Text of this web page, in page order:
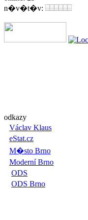
n�v�t�v:
odkazy
Václav Klaus
eStat.cz
M�sto Brno
Moderní Brno
ODS
ODS Brno